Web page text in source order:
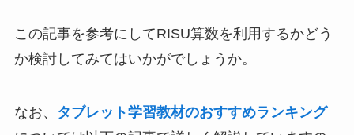
この記事を参考にしてRISU算数を利用するかどう
か検討してみてはいかがでしょうか。
なお、
タブレット学習教材のおすすめランキング